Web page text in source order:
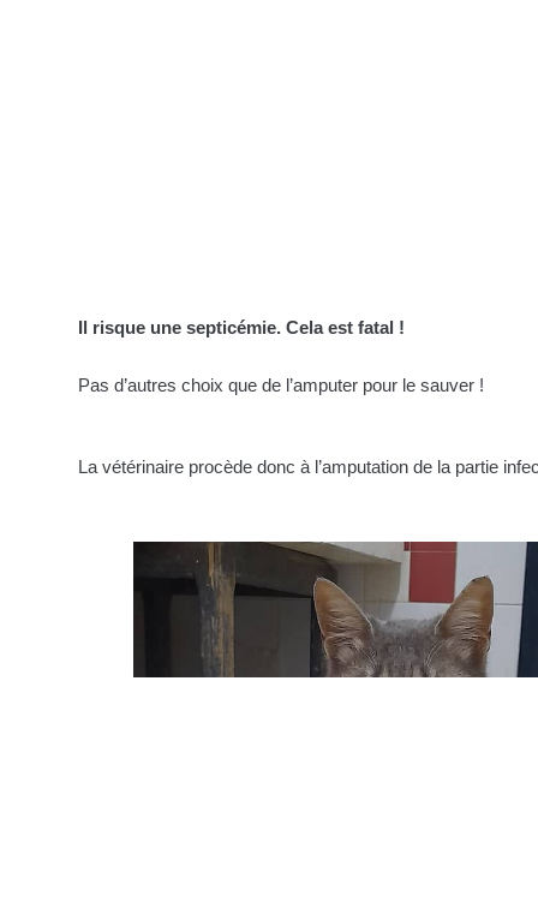
Il risque une septicémie. Cela est fatal !
Pas d’autres choix que de l’amputer pour le sauver !
La vétérinaire procède donc à l’amputation de la partie